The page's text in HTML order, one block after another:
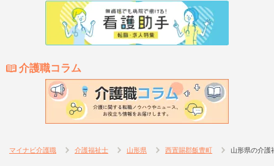
介護職コラム
マイナビ介護職 介護福祉士 山形県 西置賜郡飯豊町 山形県の介護